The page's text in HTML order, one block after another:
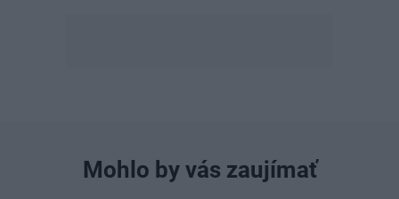
Mohlo by vás zaujímať